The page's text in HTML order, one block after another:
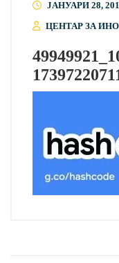
ЈАНУАРИ 28,
ЦЕНТАР ЗА